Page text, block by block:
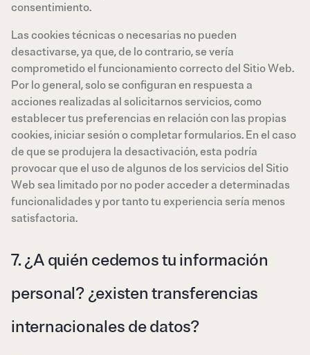
consentimiento.
Las cookies técnicas o necesarias no pueden
desactivarse, ya que, de lo contrario, se vería
comprometido el funcionamiento correcto del Sitio Web.
Por lo general, solo se configuran en respuesta a
acciones realizadas al solicitarnos servicios, como
establecer tus preferencias en relación con las propias
cookies, iniciar sesión o completar formularios. En el caso
de que se produjera la desactivación, esta podría
provocar que el uso de algunos de los servicios del Sitio
Web sea limitado por no poder acceder a determinadas
funcionalidades y por tanto tu experiencia sería menos
satisfactoria.
7. ¿A quién cedemos tu información
personal? ¿existen transferencias
internacionales de datos?